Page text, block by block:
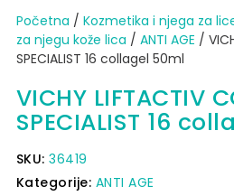
Početna / Kozmetika i njega za
za njegu kože lica / ANTI AGE /
SPECIALIST 16 collagel 50ml
VICHY LIFTACTIV
SPECIALIST 16
SKU:36419
Kategorije: ANTI AGE